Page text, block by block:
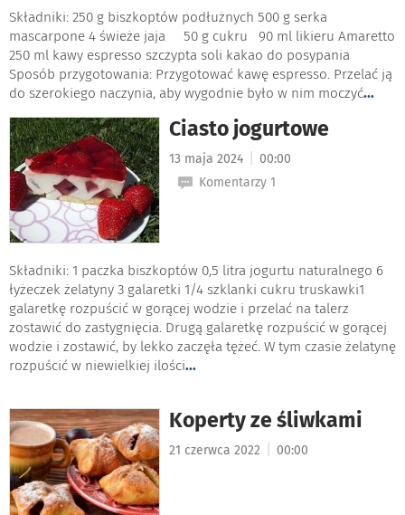
Składniki: 250 g biszkoptów podłużnych 500 g serka
mascarpone 4 świeże jaja 50 g cukru 90 ml likieru Amaretto
250 ml kawy espresso szczypta soli kakao do posypania
Sposób przygotowania: Przygotować kawę espresso. Przelać ją
do szerokiego naczynia, aby wygodnie było w nim moczyć...
Ciasto jogurtowe
13 maja 2024
00:00
Komentarzy 1
Składniki: 1 paczka biszkoptów 0,5 litra jogurtu naturalnego 6
łyżeczek żelatyny 3 galaretki 1/4 szklanki cukru truskawki1
galaretkę rozpuścić w gorącej wodzie i przelać na talerz
zostawić do zastygnięcia. Drugą galaretkę rozpuścić w gorącej
wodzie i zostawić, by lekko zaczęła tężeć. W tym czasie żelatynę
rozpuścić w niewielkiej ilości...
Koperty ze śliwkami
21 czerwca 2022 00:00